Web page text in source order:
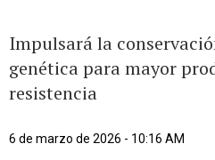
Impulsará la
genética para mayor
resistencia
6 de marzo de 2026 - 10:16 AM